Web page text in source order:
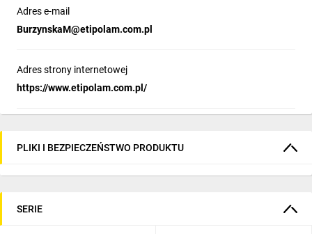
Adres e-mail
BurzynskaM@etipolam.com.pl
Adres strony internetowej
https://www.etipolam.com.pl/
PLIKI I BEZPIECZEŃSTWO PRODUKTU
SERIE